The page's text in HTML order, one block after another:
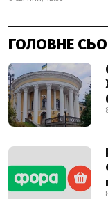
ГОЛОВНЕ